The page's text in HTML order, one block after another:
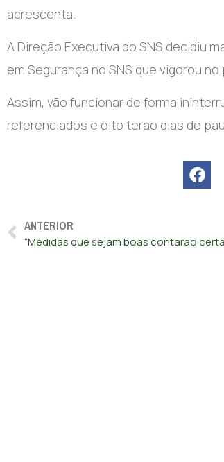
acrescenta.
A Direção Executiva do SNS decidiu
em Segurança no SNS que vigorou
Assim, vão funcionar de forma
referenciados e oito terão dias de
ANTERIOR